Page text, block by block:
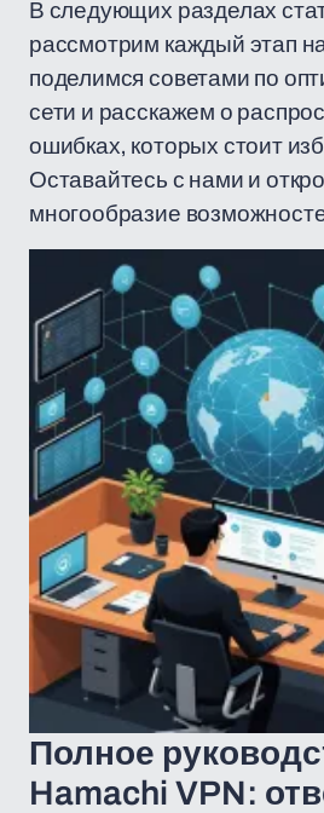
В следующих разделах
рассмотрим каждый этап
поделимся советами по
сети и расскажем о
ошибках, которых стоит
Оставайтесь с нами и
многообразие
Полное
Hamachi VPN: